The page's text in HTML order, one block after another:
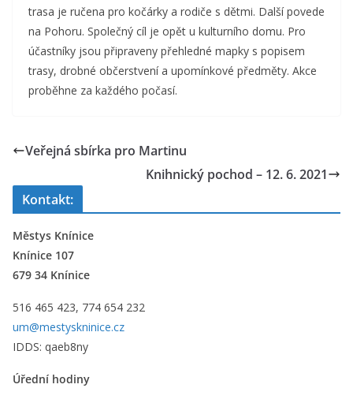
trasa je ručena pro kočárky a rodiče s dětmi. Další povede
na Pohoru. Společný cíl je opět u kulturního domu. Pro
účastníky jsou připraveny přehledné mapky s popisem
trasy, drobné občerstvení a upomínkové předměty. Akce
proběhne za každého počasí.
Veřejná sbírka pro Martinu
Knihnický pochod – 12. 6. 2021
Kontakt:
Městys Knínice
Knínice 107
679 34 Knínice
516 465 423, 774 654 232
um@mestyskninice.cz
IDDS: qaeb8ny
Úřední hodiny